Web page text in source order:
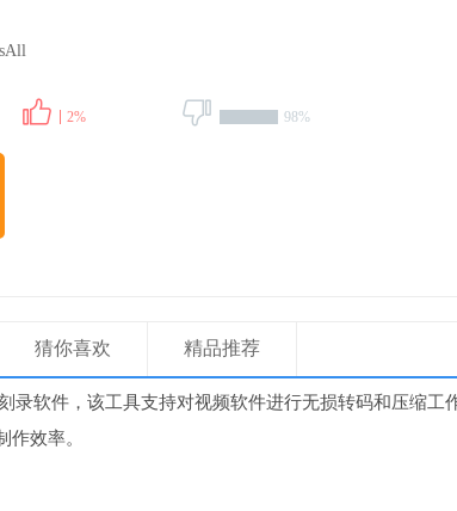
2% 98%
猜你喜欢 精品推荐
录软件，该工具支持对视频软件进行无损转码和压缩工
效率。